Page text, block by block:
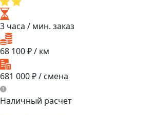
3 часа / мин. заказ
68 100₽ / км
681 000₽ / смена
Наличный расчет